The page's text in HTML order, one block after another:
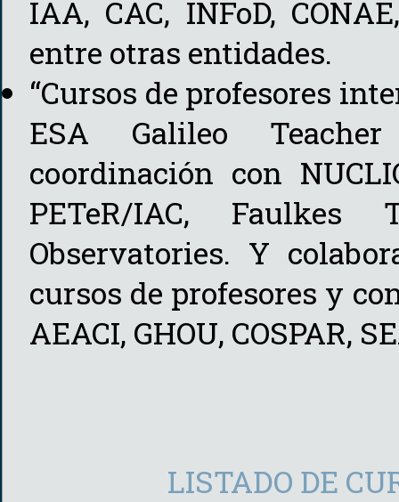
IAA, CAC, INFoD,
entre otras entidades.
“Cursos de profesores
ESA Galileo
coordinación con
PETeR/IAC, Faulkes
Observatories. Y
cursos de profesores y
AEACI, GHOU, COSPAR,
LISTADO DE